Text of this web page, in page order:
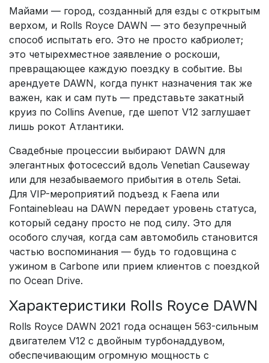
Майами — город, созданный для езды с открытым
верхом, и Rolls Royce DAWN — это безупречный
способ испытать его. Это не просто кабриолет;
это четырехместное заявление о роскоши,
превращающее каждую поездку в событие. Вы
арендуете DAWN, когда пункт назначения так же
важен, как и сам путь — представьте закатный
круиз по Collins Avenue, где шепот V12 заглушает
лишь рокот Атлантики.
Свадебные процессии выбирают DAWN для
элегантных фотосессий вдоль Venetian Causeway
или для незабываемого прибытия в отель Setai.
Для VIP-мероприятий подъезд к Faena или
Fontainebleau на DAWN передает уровень статуса,
который седану просто не под силу. Это для
особого случая, когда сам автомобиль становится
частью воспоминания — будь то годовщина с
ужином в Carbone или прием клиентов с поездкой
по Ocean Drive.
Характеристики Rolls Royce DAWN
Rolls Royce DAWN 2021 года оснащен 563-сильным
двигателем V12 с двойным турбонаддувом,
обеспечивающим огромную мощность с